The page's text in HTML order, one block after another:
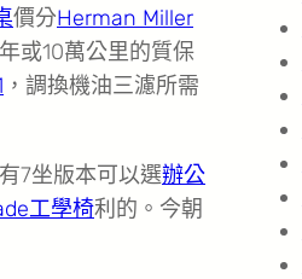
價分Herman Miller
或10萬公里的質保
，調換機油三濾所需
7坐版本可以選辦公
工學椅利的。今朝